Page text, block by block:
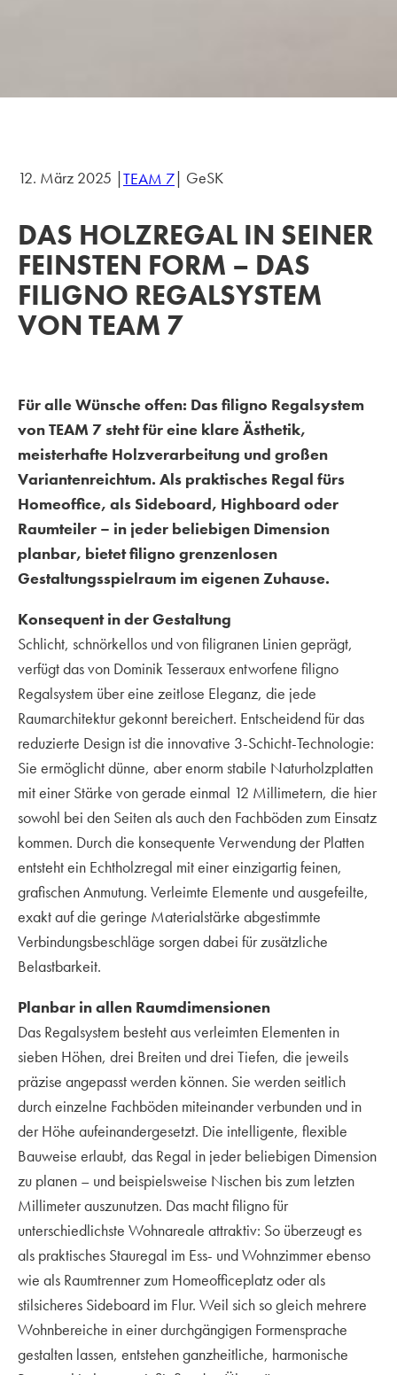
12. März 2025 |TEAM 7| GeSK
DAS HOLZREGAL IN SEINER
FEINSTEN FORM – DAS
FILIGNO REGALSYSTEM
VON TEAM 7
Für alle Wünsche offen: Das filigno Regalsystem
von TEAM 7 steht für eine klare Ästhetik,
meisterhafte Holzverarbeitung und großen
Variantenreichtum. Als praktisches Regal fürs
Homeoffice, als Sideboard, Highboard oder
Raumteiler – in jeder beliebigen Dimension
planbar, bietet filigno grenzenlosen
Gestaltungsspielraum im eigenen Zuhause.
Konsequent in der Gestaltung
Schlicht, schnörkellos und von filigranen Linien geprägt,
verfügt das von Dominik Tesseraux entworfene filigno
Regalsystem über eine zeitlose Eleganz, die jede
Raumarchitektur gekonnt bereichert. Entscheidend für das
reduzierte Design ist die innovative 3-Schicht-Technologie:
Sie ermöglicht dünne, aber enorm stabile Naturholzplatten
mit einer Stärke von gerade einmal 12 Millimetern, die hier
sowohl bei den Seiten als auch den Fachböden zum Einsatz
kommen. Durch die konsequente Verwendung der Platten
entsteht ein Echtholzregal mit einer einzigartig feinen,
grafischen Anmutung. Verleimte Elemente und ausgefeilte,
exakt auf die geringe Materialstärke abgestimmte
Verbindungsbeschläge sorgen dabei für zusätzliche
Belastbarkeit.
Planbar in allen Raumdimensionen
Das Regalsystem besteht aus verleimten Elementen in
sieben Höhen, drei Breiten und drei Tiefen, die jeweils
präzise angepasst werden können. Sie werden seitlich
durch einzelne Fachböden miteinander verbunden und in
der Höhe aufeinandergesetzt. Die intelligente, flexible
Bauweise erlaubt, das Regal in jeder beliebigen Dimension
zu planen – und beispielsweise Nischen bis zum letzten
Millimeter auszunutzen. Das macht filigno für
unterschiedlichste Wohnareale attraktiv: So überzeugt es
als praktisches Stauregal im Ess- und Wohnzimmer ebenso
wie als Raumtrenner zum Homeofficeplatz oder als
stilsicheres Sideboard im Flur. Weil sich so gleich mehrere
Wohnbereiche in einer durchgängigen Formensprache
gestalten lassen, entstehen ganzheitliche, harmonische